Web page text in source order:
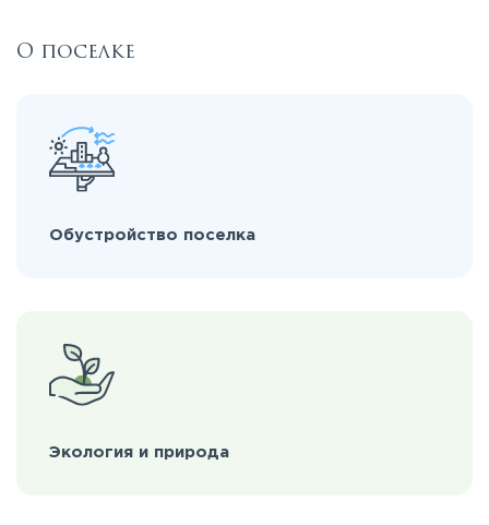
О поселке
Обустройство поселка
Экология и природа